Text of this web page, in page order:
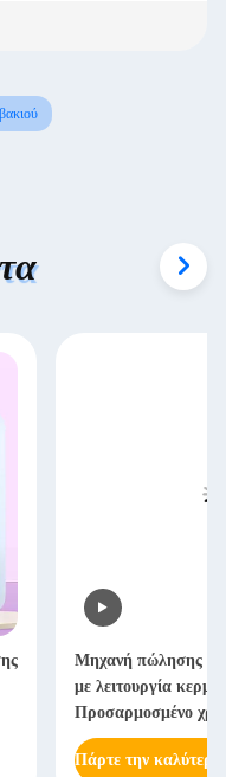
Μηχανή πώλησης
με λειτουργία
Προσαρμοσμένο
Πάρτε την καλύτερη